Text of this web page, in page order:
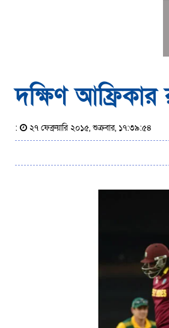
দক্ষিণ
: ২৭ ফেব্রুয়ারি ২০১৫, শুক্রবার, ১৭:৩৯:৫৪